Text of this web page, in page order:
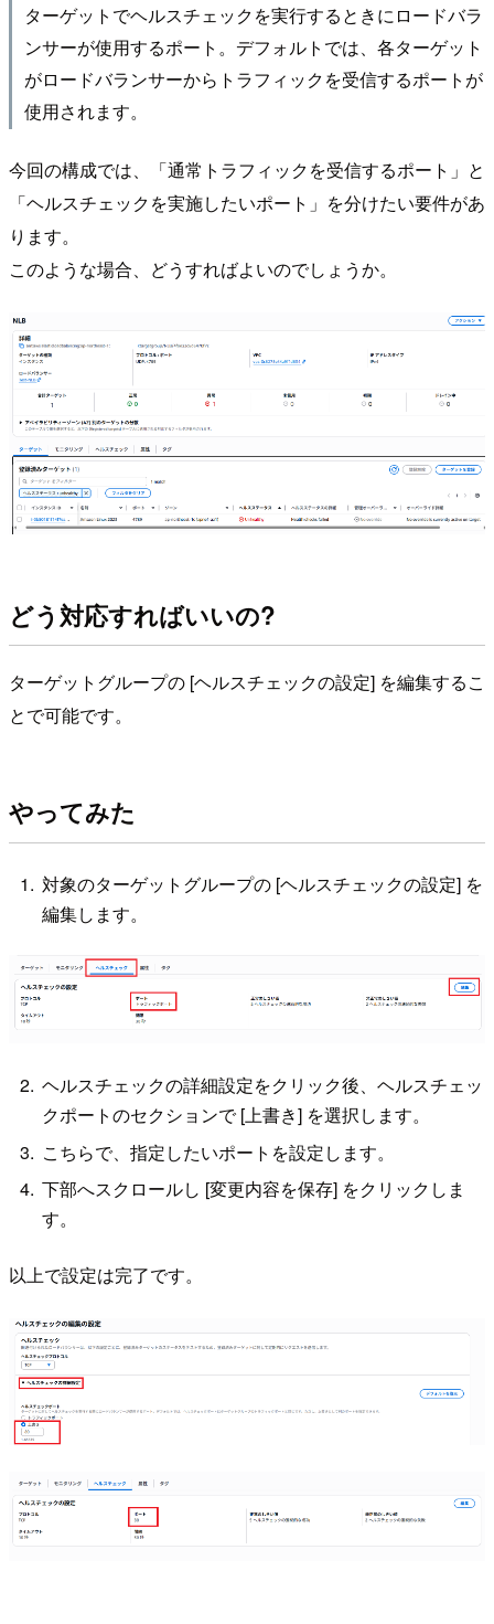
ターゲットでヘルスチェックを実行するときにロードバラ
ンサーが使用するポート。デフォルトでは、各ターゲット
がロードバランサーからトラフィックを受信するポートが
使用されます。
今回の構成では、「通常トラフィックを受信するポート」と
「ヘルスチェックを実施したいポート」を分けたい要件があ
ります。
このような場合、どうすればよいのでしょうか。
どう対応すればいいの?
ターゲットグループの [ヘルスチェックの設定] を編集するこ
とで可能です。
やってみた
対象のターゲットグループの [ヘルスチェックの設定] を
編集します。
ヘルスチェックの詳細設定をクリック後、ヘルスチェッ
クポートのセクションで [上書き] を選択します。
こちらで、指定したいポートを設定します。
下部へスクロールし [変更内容を保存] をクリックしま
す。
以上で設定は完了です。